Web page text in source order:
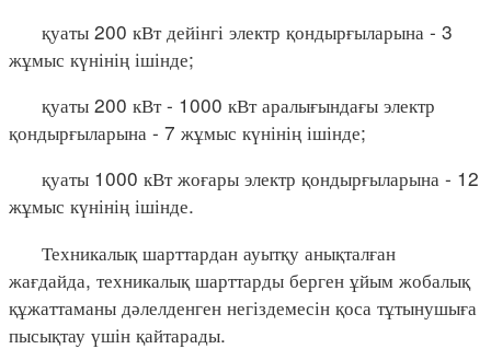
қуаты 200 кВт дейінгі электр қондырғыларына - 3
жұмыс күнінің ішінде;
қуаты 200 кВт - 1000 кВт аралығындағы электр
қондырғыларына - 7 жұмыс күнінің ішінде;
қуаты 1000 кВт жоғары электр қондырғыларына - 12
жұмыс күнінің ішінде.
Техникалық шарттардан ауытқу анықталған
жағдайда, техникалық шарттарды берген ұйым жобалық
құжаттаманы дәлелденген негіздемесін қоса тұтынушыға
пысықтау үшін қайтарады.